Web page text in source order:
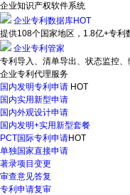
企业知识产权软件系统
企业专利数据库HOT
提供108个国家地区，1.8亿+专利
企业专利管家
专利导入、清单导出、状态监控、
企业专利代理服务
国内发明专利申请 HOT
国内实用新型申请
国内外观设计申请
国内发明+实用新型套餐
PCT国际专利申请HOT
单独国家直接申请
著录项目变更
审查意见答复
专利申请复审